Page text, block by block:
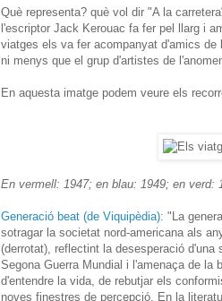
Què representa? què vol dir "A la
l'escriptor Jack Kerouac fa fer pel llarg i
viatges els va fer acompanyat d'amics
ni menys que el grup d'artistes de
En aquesta imatge podem veure els
En vermell: 1947; en blau: 1949; en verd:
Generació beat (de Viquipèdia): "La
sotragar la societat nord-americana als
(derrotat), reflectint la desesperació
Segona Guerra Mundial i l'amenaça de la
d'entendre la vida, de rebutjar els
noves finestres de percepció. En la